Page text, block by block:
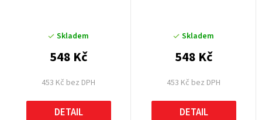
Skladem
453 Kč bez DPH
548 Kč
DETAIL
Skladem
453 Kč bez DPH
548 Kč
DETAIL